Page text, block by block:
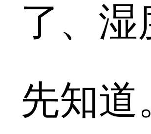
了、
先知道